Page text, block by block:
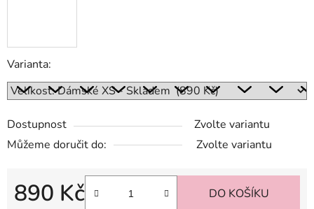
Varianta:
Dostupnost
Zvolte variantu
Můžeme doručit do:
Zvolte variantu
890 Kč DO KOŠÍKU